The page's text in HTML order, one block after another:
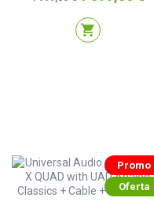
normal
shopping_cart
Promo
Oferta